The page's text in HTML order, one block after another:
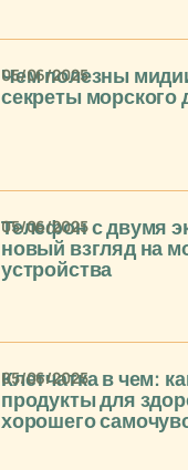
Чем полезны
секреты морского
05/06/2025
Телефон с двумя
новый взгляд на
устройства
05/06/2025
Клетчатка в чем:
продукты для
хорошего
05/06/2025